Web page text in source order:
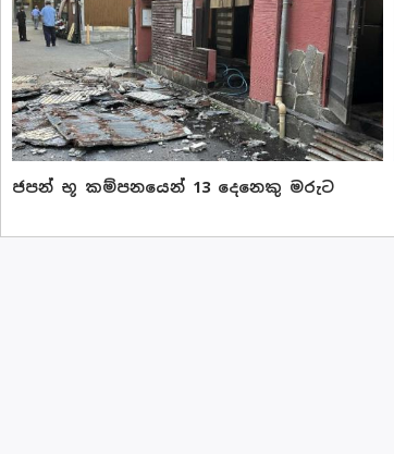
ජපන් භූ කම්පනයෙන් 13 දෙනෙකු මරුට